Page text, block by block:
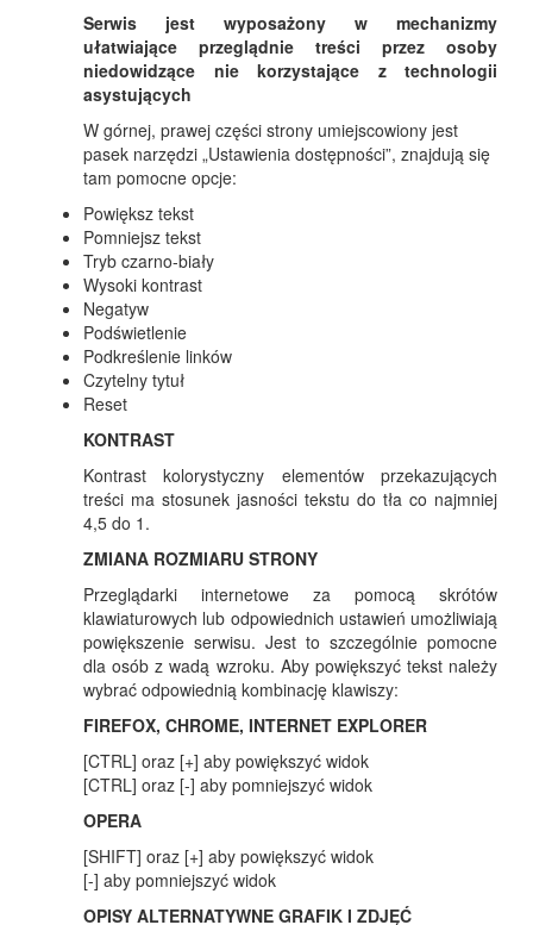
Serwis jest wyposażony w mechanizmy
ułatwiające przeglądnie treści przez osoby
niedowidzące nie korzystające z technologii
asystujących
W górnej, prawej części strony umiejscowiony jest
pasek narzędzi „Ustawienia dostępności”, znajdują się
tam pomocne opcje:
Powiększ tekst
Pomniejsz tekst
Tryb czarno-biały
Wysoki kontrast
Negatyw
Podświetlenie
Podkreślenie linków
Czytelny tytuł
Reset
KONTRAST
Kontrast kolorystyczny elementów przekazujących
treści ma stosunek jasności tekstu do tła co najmniej
4,5 do 1.
ZMIANA ROZMIARU STRONY
Przeglądarki internetowe za pomocą skrótów
klawiaturowych lub odpowiednich ustawień umożliwiają
powiększenie serwisu. Jest to szczególnie pomocne
dla osób z wadą wzroku. Aby powiększyć tekst należy
wybrać odpowiednią kombinację klawiszy:
FIREFOX, CHROME, INTERNET EXPLORER
[CTRL] oraz [+] aby powiększyć widok
[CTRL] oraz [-] aby pomniejszyć widok
OPERA
[SHIFT] oraz [+] aby powiększyć widok
[-] aby pomniejszyć widok
OPISY ALTERNATYWNE GRAFIK I ZDJĘĆ